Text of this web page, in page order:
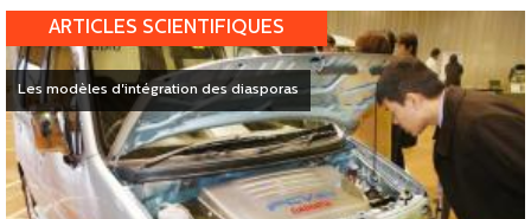
Les modèles d'intégration des diasporas
ARTICLES SCIENTIFIQUES